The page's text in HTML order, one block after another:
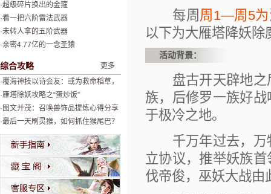
·超级碎片换出的金箍
·看一把六阶雷法武器
·未转人拿的五阶武器
·亲密4.77亿的一念圣猿
综合攻略
更多
·覆海神技以诗会友：或为救命稻草，
或为绝杀神器
·雁塔除妖攻略之“蛋炒饭”
·图文并茂：召唤兽饰品提炼心得分享
·最后一天刷灵猴，如何抓住猴尾巴？
每周 周1―周5为
以下为大雁塔降妖除
活动背景：
盘古开天辟地之
族，后修罗一族好
于极冷之地。
千万年过去，万
立协议，推举妖族
伐帝俊，巫妖大战由